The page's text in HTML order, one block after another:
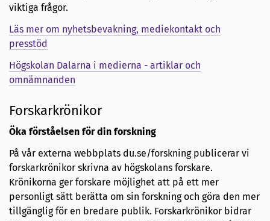
viktiga frågor.
Läs mer om nyhetsbevakning, mediekontakt och
presstöd
Högskolan Dalarna i medierna - artiklar och
omnämnanden
Forskarkrönikor
Öka förståelsen för din forskning
På vår externa webbplats du.se/forskning publicerar vi
forskarkrönikor skrivna av högskolans forskare.
Krönikorna ger forskare möjlighet att på ett mer
personligt sätt berätta om sin forskning och göra den mer
tillgänglig för en bredare publik. Forskar­krönikor bidrar